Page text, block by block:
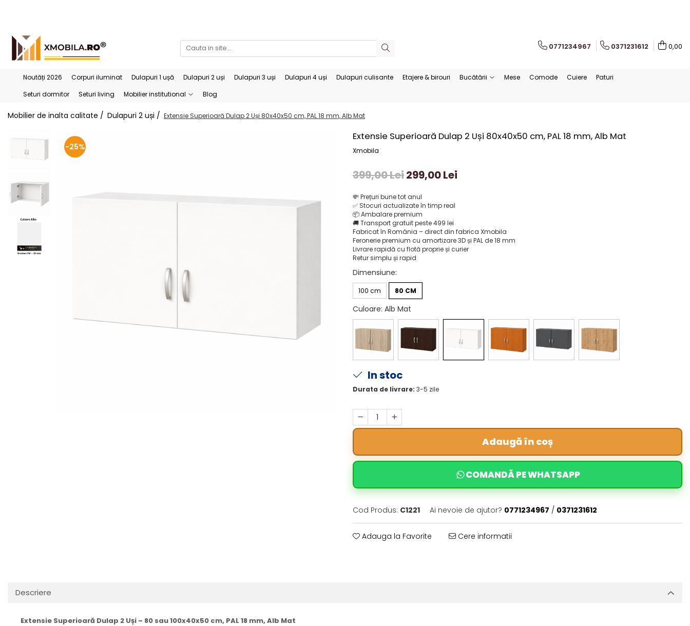
Bucătării Complete
Accesorii bucătărie
Dulapuri 1 ușă
0771234967 0371231612 0,00
Noutăți 2026 Corpuri iluminat Dulapuri 1 ușă Dulapuri 2 uși Dulapuri 3 uși Dulapuri 4 uși Dulapuri culisante Etajere & birouri Bucătării Mese Comode Cuiere
Paturi
Seturi dormitor
Seturi living Mobilier institutional Blog
Mobilier de inalta calitate / Dulapuri 2 uși / Extensie Superioară Dulap 2 Uși 80x40x50 cm, PAL 18 mm, Alb Mat
Extensie Superioară Dulap 2 Uși 80x40x50 cm, PAL 18 mm, Alb Mat
Xmobila
-25%
399,00 Lei299,00 Lei
💸Prețuri bune tot anul
✅ Stocuri actualizate în timp real
📦Ambalare premium
🚚Transport gratuit peste 499 lei
Fabricat în România – direct din fabrica Xmobila
Feronerie premium cu amortizare 3D și PAL de 18 mm
Livrare rapidă cu flotă proprie și curier
Retur simplu și rapid
Dimensiune:
100 cm 80 CM
Culoare: Alb Mat
In stoc
Durata de livrare: 3-5 zile
Adaugă în coș
COMANDĂ PE WHATSAPP
Cod Produs: C1221 Ai nevoie de ajutor? 0771234967 / 0371231612
Adauga la Favorite Cere informatii
Descriere
Extensie Superioară Dulap 2 Uși – 80 sau 100x40x50 cm, PAL 18 mm, Alb Mat